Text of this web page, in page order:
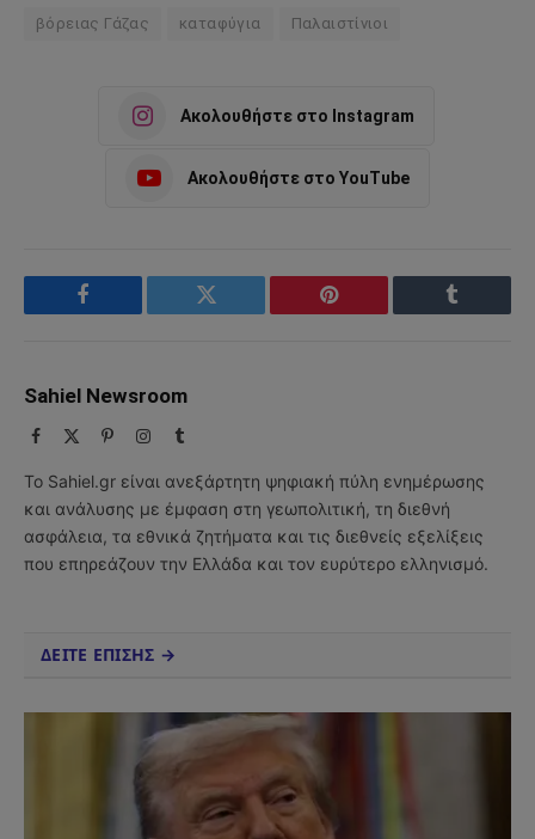
βόρειας Γάζας καταφύγια Παλαιστίνιοι
Ακολουθήστε στο Instagram
Ακολουθήστε στο YouTube
Facebook Twitter Pinterest Tumblr
Sahiel Newsroom
Facebook PinterestInstagram
Tumblr
Το Sahiel.gr είναι ανεξάρτητη ψηφιακή πύλη ενημέρωσης
και ανάλυσης με έμφαση στη γεωπολιτική, τη διεθνή
ασφάλεια, τα εθνικά ζητήματα και τις διεθνείς εξελίξεις
που επηρεάζουν την Ελλάδα και τον ευρύτερο ελληνισμό.
ΔΕΙΤΕ ΕΠΙΣΗΣ →